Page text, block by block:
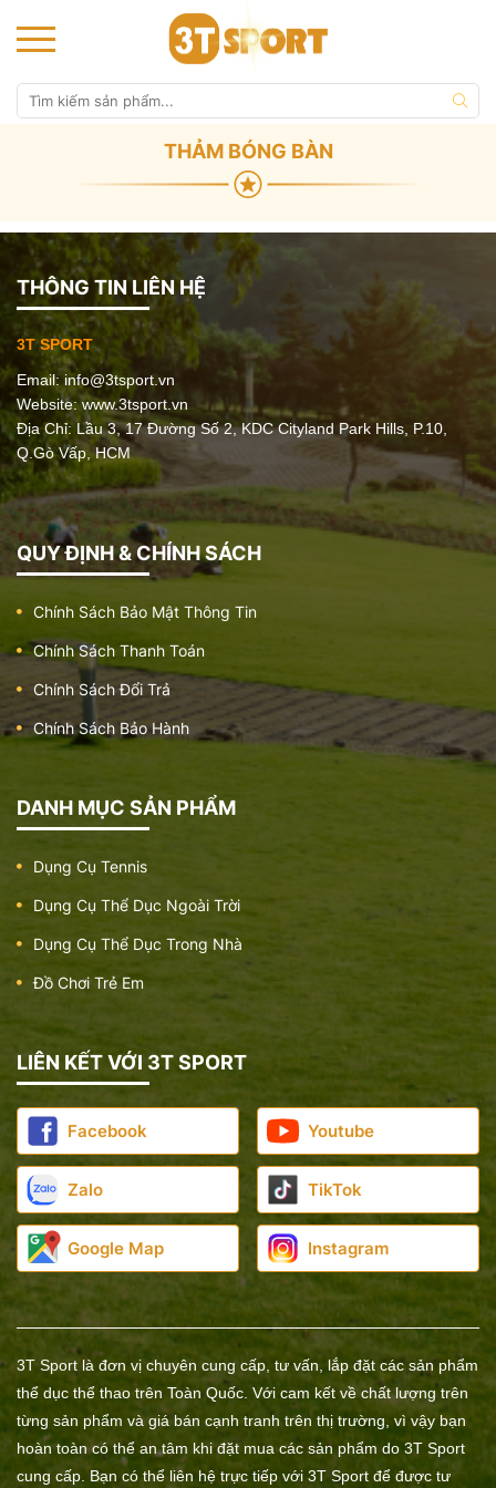
THẢM BÓNG BÀN
THÔNG TIN LIÊN HỆ
3T SPORT
Email:info@3tsport.vn
Website: www.3tsport.vn
Địa Chỉ: Lầu 3, 17 Đường Số 2, KDC Cityland Park Hills, P.10,
Q.Gò Vấp, HCM
QUY ĐỊNH & CHÍNH SÁCH
Chính Sách Bảo Mật Thông Tin
Chính Sách Thanh Toán
Chính Sách Đổi Trả
Chính Sách Bảo Hành
DANH MỤC SẢN PHẨM
Dụng Cụ Tennis
Dụng Cụ Thể Dục Ngoài Trời
Dụng Cụ Thể Dục Trong Nhà
Đồ Chơi Trẻ Em
LIÊN KẾT VỚI 3T SPORT
Facebook Youtube
Zalo TikTok
Google Map Instagram
3T Sport là đơn vị chuyên cung cấp, tư vấn, lắp đặt các sản phẩm
thể dục thể thao trên Toàn Quốc. Với cam kết về chất lượng trên
từng sản phẩm và giá bán cạnh tranh trên thị trường, vì vậy bạn
hoàn toàn có thể an tâm khi đặt mua các sản phẩm do 3T Sport
cung cấp. Bạn có thể liên hệ trực tiếp với 3T Sport để được tư